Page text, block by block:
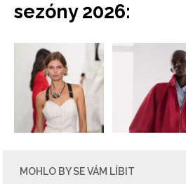
sezóny 2026:
MOHLO BY SE VÁM LÍBIT